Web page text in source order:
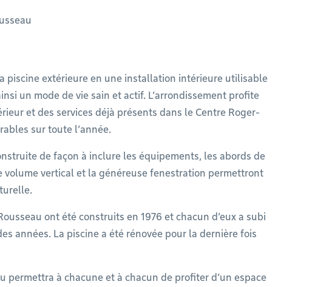
piscine extérieure en une installation intérieure utilisable
un mode de vie sain et actif. L’arrondissement profite
et des services déjà présents dans le Centre Roger-
sur toute l’année.
de façon à inclure les équipements, les abords de
volume vertical et la généreuse fenestration permettront
ont été construits en 1976 et chacun d’eux a subi
années. La piscine a été rénovée pour la dernière fois
permettra à chacune et à chacun de profiter d’un espace